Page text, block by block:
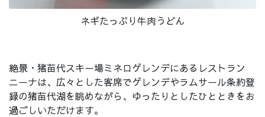
ネギたっぷり牛肉うどん
絶景・猪苗代スキー場ミネロゲレンデにあるレストラン
ニーナは、広々とした客席でゲレンデやラムサール条約登
録の猪苗代湖を眺めながら、ゆったりとしたひとときをお
過ごしいただけます。